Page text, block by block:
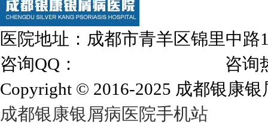
医院地址：成都市青羊区锦里中
咨询QQ：
咨询热线
Copyright © 2016-2025 成都银康银
成都银康银屑病医院手机站